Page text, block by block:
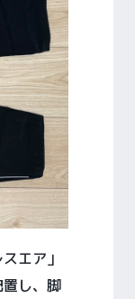
エア」
し、脚